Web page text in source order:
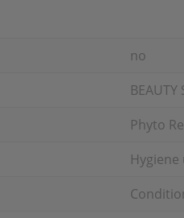
no
BEAUTY
Phyto